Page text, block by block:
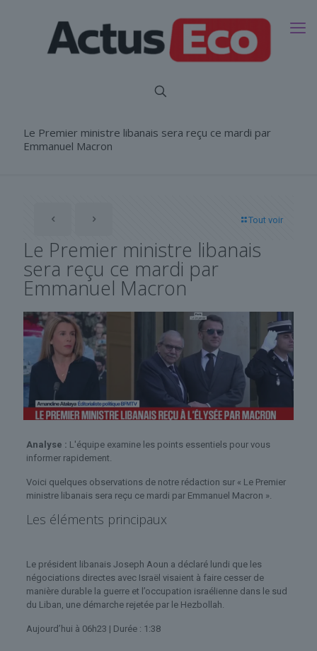
Le Premier ministre libanais sera reçu ce mardi par
Emmanuel Macron
Tout voir
Le Premier ministre libanais
sera reçu ce mardi par
Emmanuel Macron
Analyse : L'équipe examine les points essentiels pour vous
informer rapidement.
Voici quelques observations de notre rédaction sur « Le Premier
ministre libanais sera reçu ce mardi par Emmanuel Macron ».
Les éléments principaux
Le président libanais Joseph Aoun a déclaré lundi que les
négociations directes avec Israël visaient à faire cesser de
manière durable la guerre et l’occupation israélienne dans le sud
du Liban, une démarche rejetée par le Hezbollah.
Aujourd’hui à 06h23 | Durée : 1:38